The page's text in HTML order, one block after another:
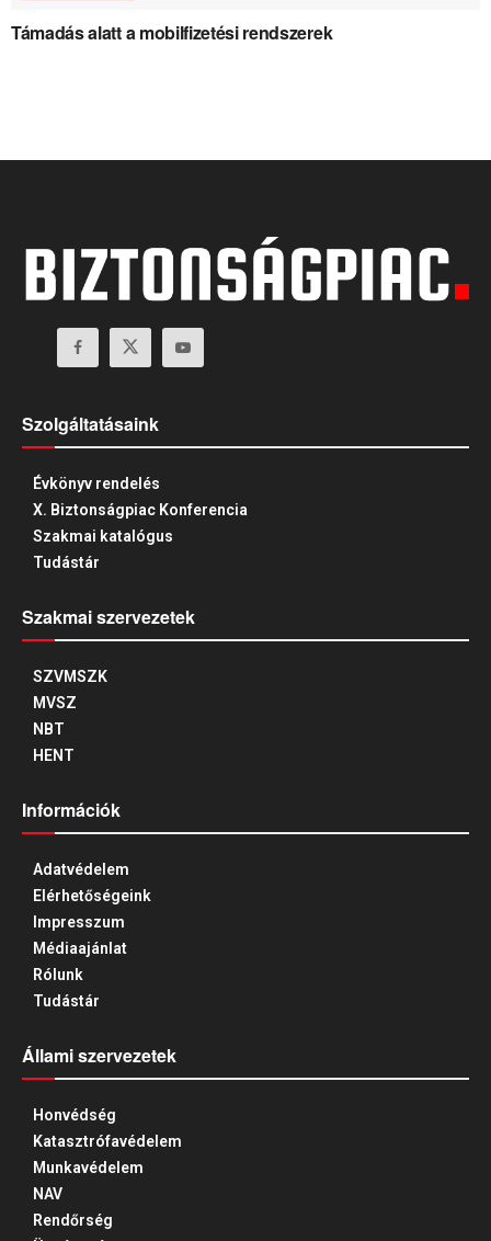
Támadás alatt a mobilfizetési rendszerek
Szolgáltatásaink
Évkönyv rendelés
X. Biztonságpiac Konferencia
Szakmai katalógus
Tudástár
Szakmai szervezetek
SZVMSZK
MVSZ
NBT
HENT
Információk
Adatvédelem
Elérhetőségeink
Impresszum
Médiaajánlat
Rólunk
Tudástár
Állami szervezetek
Honvédség
Katasztrófavédelem
Munkavédelem
NAV
Rendőrség